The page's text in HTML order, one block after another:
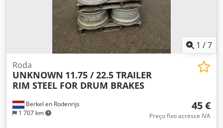
1 /7
Berkel en Rodenrijs
1 707 km
Roda
UNKNOWN 11.75 / 22.5 TRAILER
RIM STEEL FOR DRUM BRAKES
45 €
Preço fixo acresce IVA